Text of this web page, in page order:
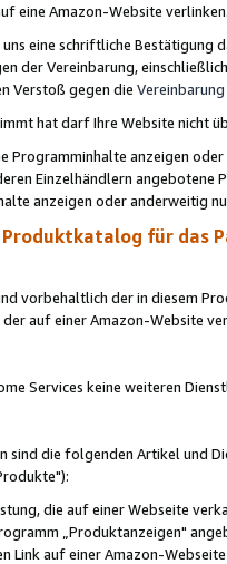
eine Amazon-Website
uns eine schriftliche
der Vereinbarung,
Verstoß gegen die Vereinbarung
hat darf Ihre Website nicht
Programminhalte anzeigen
Einzelhändlern
anzeigen oder anderweitig
Produktkatalog für das
vorbehaltlich der in diesem
auf einer Amazon-Website
Services keine weiteren
sind die folgenden Artikel und
die auf einer Webseite
„Produktanzeigen"
Link auf einer Amazon-